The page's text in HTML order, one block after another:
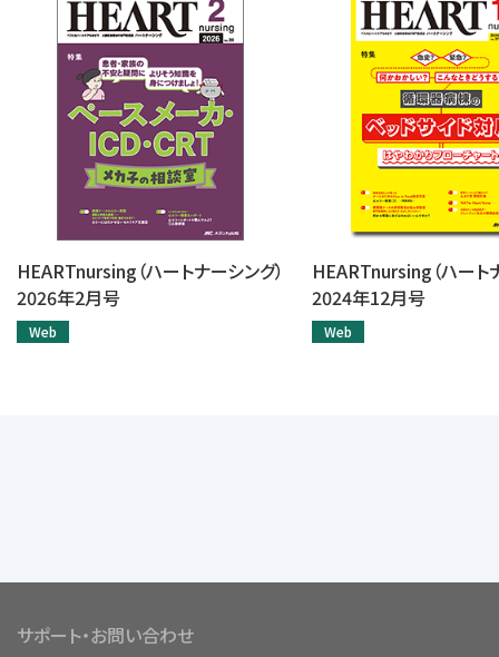
HEARTnursing（ハートナーシング）
2026年2月号
Web
HEARTnursing（ハート
2024年12月号
Web
サポート・お問い合わせ